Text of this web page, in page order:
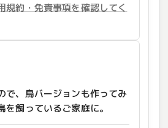
規約・免責事項を確認してく
で、鳥バージョンも作ってみ
を飼っているご家庭に。